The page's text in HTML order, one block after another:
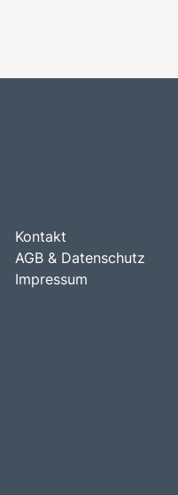
Kontakt
AGB & Datenschutz
Impressum